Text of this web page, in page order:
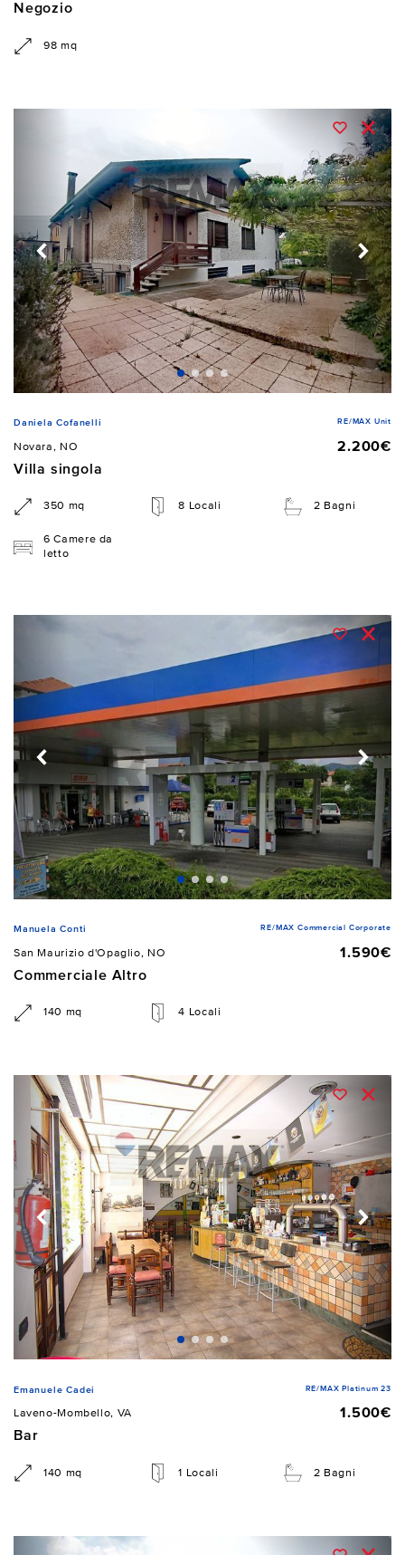
Negozio
98 mq
Daniela Cofanelli RE/MAX Unit
Novara, NO
2.200€
Villa singola
350 mq 8 Locali 2 Bagni
6 Camere da
letto
Manuela Conti RE/MAX Commercial Corporate
San Maurizio d'Opaglio, NO
1.590€
Commerciale Altro
140 mq 4 Locali
Emanuele Cadei RE/MAX Platinum 23
Laveno-Mombello, VA
1.500€
Bar
140 mq 1 Locali 2 Bagni